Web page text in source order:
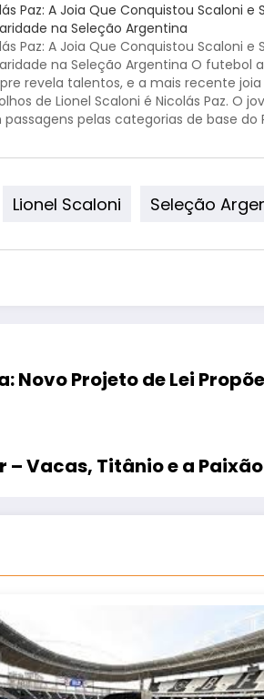
Paz: A Joia Que Conquistou Scaloni e
na Seleção Argentina
Paz: A Joia Que Conquistou Scaloni e
na Seleção Argentina O futebol
revela talentos, e a mais recente joia
de Lionel Scaloni é Nicolás Paz. O
pelas categorias de base do
Lionel Scaloni Seleção
Novo Projeto de Lei
Vacas, Titânio e a